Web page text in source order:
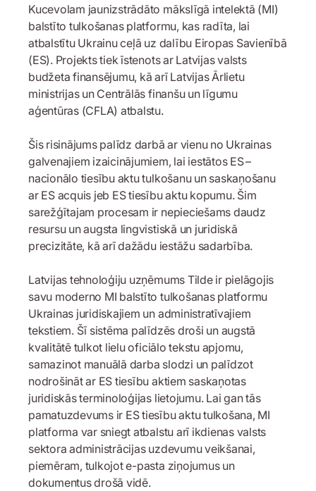
Kucevolam jaunizstrādāto mākslīgā intelektā (MI)
balstīto tulkošanas platformu, kas radīta, lai
atbalstītu Ukrainu ceļā uz dalību Eiropas Savienībā
(ES). Projekts tiek īstenots ar Latvijas valsts
budžeta finansējumu, kā arī Latvijas Ārlietu
ministrijas un Centrālās finanšu un līgumu
aģentūras (CFLA) atbalstu.
Šis risinājums palīdz darbā ar vienu no Ukrainas
galvenajiem izaicinājumiem, lai iestātos ES –
nacionālo tiesību aktu tulkošanu un saskaņošanu
ar ES acquis jeb ES tiesību aktu kopumu. Šim
sarežģītajam procesam ir nepieciešams daudz
resursu un augsta lingvistiskā un juridiskā
precizitāte, kā arī dažādu iestāžu sadarbība.
Latvijas tehnoloģiju uzņēmums Tilde ir pielāgojis
savu moderno MI balstīto tulkošanas platformu
Ukrainas juridiskajiem un administratīvajiem
tekstiem. Šī sistēma palīdzēs droši un augstā
kvalitātē tulkot lielu oficiālo tekstu apjomu,
samazinot manuālā darba slodzi un palīdzot
nodrošināt ar ES tiesību aktiem saskaņotas
juridiskās terminoloģijas lietojumu. Lai gan tās
pamatuzdevums ir ES tiesību aktu tulkošana, MI
platforma var sniegt atbalstu arī ikdienas valsts
sektora administrācijas uzdevumu veikšanai,
piemēram, tulkojot e-pasta ziņojumus un
dokumentus drošā vidē.